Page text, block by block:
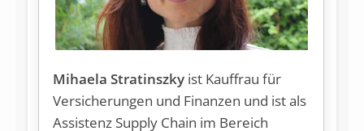
Mihaela Stratinszky ist Kauffrau für
Versicherungen und Finanzen und ist als
Assistenz Supply Chain im Bereich